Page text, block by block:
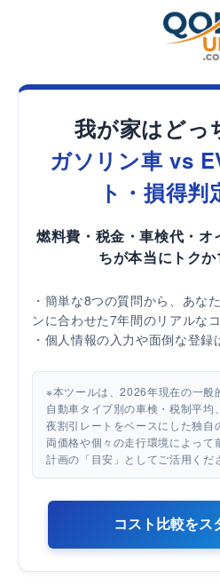
我が家はどっ
ガソリン車 vs
ト・損得
燃料費・税金・車検代・オ
ちが本当にトク
・簡単な8つの質問から、あな
ンに合わせた7年間のリアルな
・個人情報の入力や面倒な登録
※本ツールは、2026年現在の一般
自動車タイプ別の車検・税制平均
夜割引レートをベースにした独自
両価格や個々の走行環境によっ
計画の「目安」としてご活用くだ
コスト比較をス